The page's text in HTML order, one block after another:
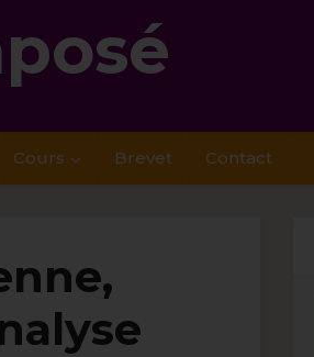
Cours Brevet Contact